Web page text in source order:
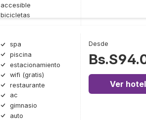
accesible
bicicletas
spa
piscina
estacionamiento
wifi (gratis)
restaurante
ac
gimnasio
auto
Desde
Ver hotel